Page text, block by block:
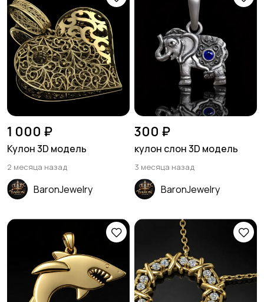
1 000 ₽
Кулон 3D модель
2 месяца назад
BaronJewelry
300 ₽
кулон слон 3D модель
3 месяца назад
BaronJewelry